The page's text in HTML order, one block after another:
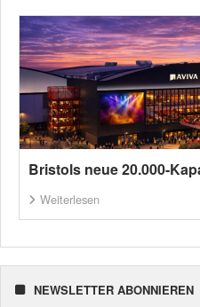
Bristols neue 20.000-
Weiterlesen
NEWSLETTER ABONNIEREN